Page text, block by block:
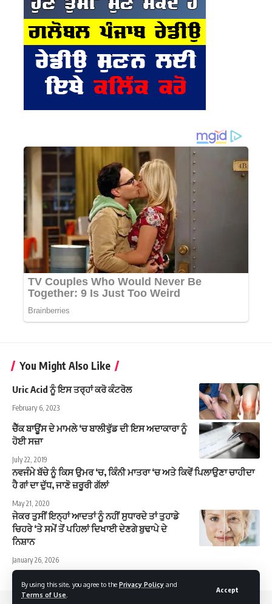
By using this site, you agree to the Privacy Policy and
Terms of Use
Accept
You Might Also Like
Uric Acid ਨੂੰ ਇਸ ਤਰ੍ਹਾਂ ਕਰੋ ਕੰਟਰੋਲ
February 6, 2023
ਚੈੱਕ ਬਾਊਂਸ ਦੇ ਮਾਮਲੇ ‘ਚ ਬਾਲੀਵੁੱਡ ਦੀ ਇਸ ਅਦਾਕਾਰਾ ਨੂੰ
ਹੋਈ ਸਜ਼ਾ
July 22, 2019
ਨਵਜੰਮੇ ਬੱਚੇ ਨੂੰ ਕਿਸ ਉਮਰ ‘ਚ, ਕਿੰਨੀ ਮਾਤਰਾ ‘ਚ ਅਤੇ ਕਿਵੇਂ ਪਿਲਾਉਣਾ ਚਾਹੀਦਾ
ਹੈ ਗਾਂ ਦਾ ਦੁੱਧ, ਜਾਣੋ ਜ਼ਰੂਰੀ ਗੱਲਾਂ
May 21, 2020
ਜੇਕਰ ਤੁਸੀਂ ਇਨ੍ਹਾਂ ਆਦਤਾਂ ਨੂੰ ਨਹੀਂ ਸੁਧਾਰਦੇ ਤਾਂ ਤੁਹਾਡੇ
ਚਿਹਰੇ ‘ਤੇ ਸਮੇਂ ਤੋਂ ਪਹਿਲਾਂ ਦਿਖਾਈ ਦੇਣਗੇ ਬੁਢਾਪੇ ਦੇ
ਨਿਸ਼ਾਨ
January 26, 2026